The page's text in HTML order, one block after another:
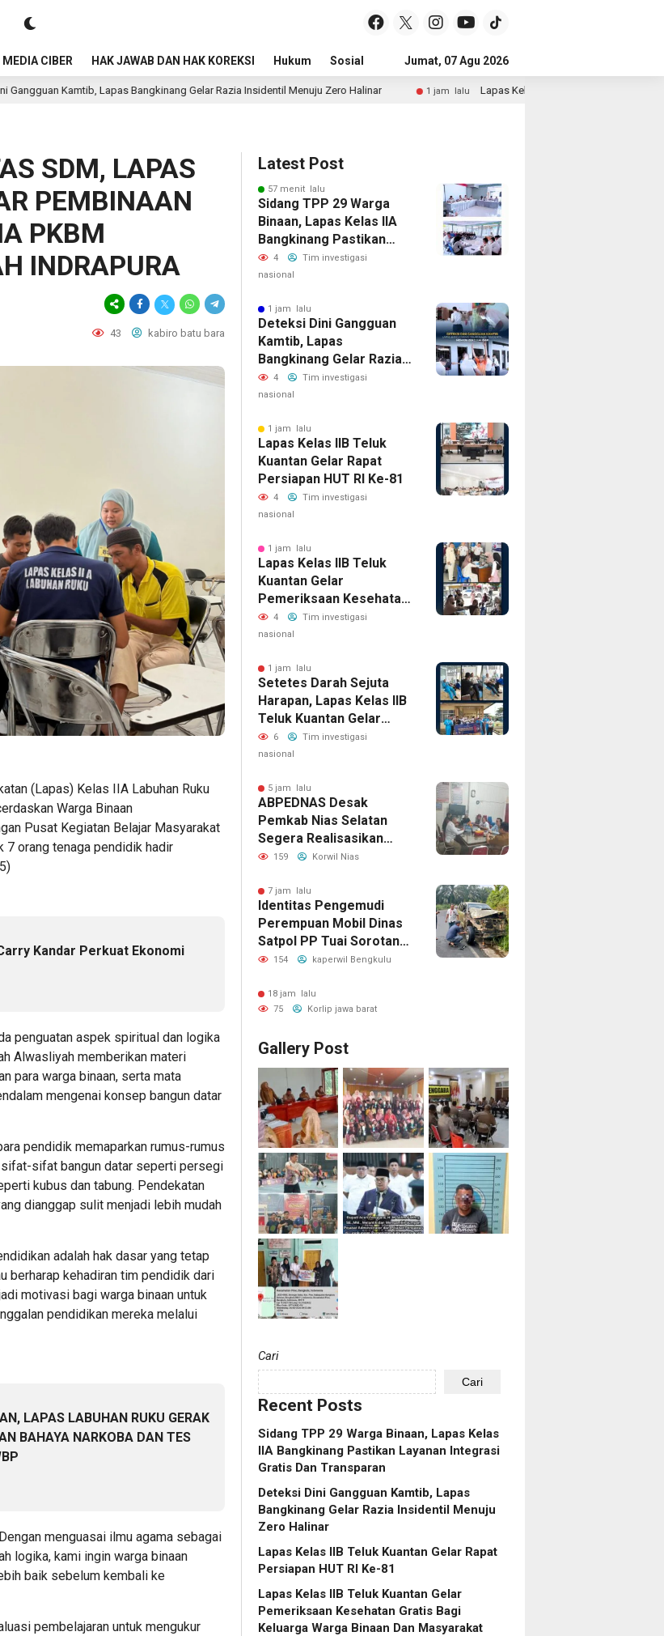
CIBER HAK JAWAB DAN HAK KOREKSI Hukum Sosial Pendidikan Politik
Jumat, 07 Agu 2026
Lapas Bangkinang Gelar Razia Insidentil Menuju Zero Halinar 1 jam lalu Lapas Kelas IIB Teluk Kuantan Gelar Rapat Persiapan HUT
SDM, LAPAS
PEMBINAAN
PKBM
INDRAPURA
43 kabiro batu bara
(Lapas) Kelas IIA Labuhan Ruku
Warga Binaan
Pusat Kegiatan Belajar Masyarakat
7 orang tenaga pendidik hadir
Kandar Perkuat Ekonomi
penguatan aspek spiritual dan logika
Alwasliyah memberikan materi
para warga binaan, serta mata
mengenai konsep bangun datar
pendidik memaparkan rumus-rumus
sifat-sifat bangun datar seperti persegi
kubus dan tabung. Pendekatan
dianggap sulit menjadi lebih mudah
adalah hak dasar yang tetap
berharap kehadiran tim pendidik dari
motivasi bagi warga binaan untuk
pendidikan mereka melalui
LAPAS LABUHAN RUKU GERAK
BAHAYA NARKOBA DAN TES
menguasai ilmu agama sebagai
logika, kami ingin warga binaan
baik sebelum kembali ke
pembelajaran untuk mengukur
Latest Post
57 menit lalu
Sidang TPP 29 Warga
Binaan, Lapas Kelas IIA
Bangkinang Pastikan
Layanan Integrasi Gratis
Dan Transparan
4
Tim investigasi
nasional
1 jam lalu
Deteksi Dini Gangguan
Kamtib, Lapas
Bangkinang Gelar Razia
Insidentil Menuju Zero
Halinar
4
Tim investigasi
nasional
1 jam lalu
Lapas Kelas IIB Teluk
Kuantan Gelar Rapat
Persiapan HUT RI Ke-81
4
Tim investigasi
nasional
1 jam lalu
Lapas Kelas IIB Teluk
Kuantan Gelar
Pemeriksaan Kesehatan
Gratis Bagi Keluarga
Warga Binaan Dan
4
Tim investigasi
nasional
1 jam lalu
Setetes Darah Sejuta
Harapan, Lapas Kelas IIB
Teluk Kuantan Gelar
Donor Darah
6
Tim investigasi
nasional
5 jam lalu
ABPEDNAS Desak
Pemkab Nias Selatan
Segera Realisasikan
Perpanjangan Masa
Kepastian Hukum hingga
Kesejahteraan Anggota
159 Korwil Nias
7 jam lalu
Identitas Pengemudi
Perempuan Mobil Dinas
Satpol PP Tuai Sorotan,
Publik Pertanyakan Izin
154 kaperwil Bengkulu
18 jam lalu
75
Korlip jawa barat
Gallery Post
Cari
Cari
Recent Posts
Sidang TPP 29 Warga Binaan, Lapas Kelas
IIA Bangkinang Pastikan Layanan Integrasi
Gratis Dan Transparan
Deteksi Dini Gangguan Kamtib, Lapas
Bangkinang Gelar Razia Insidentil Menuju
Zero Halinar
Lapas Kelas IIB Teluk Kuantan Gelar Rapat
Persiapan HUT RI Ke-81
Lapas Kelas IIB Teluk Kuantan Gelar
Pemeriksaan Kesehatan Gratis Bagi
Keluarga Warga Binaan Dan Masyarakat